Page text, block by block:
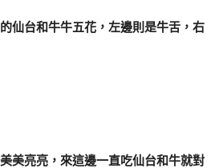
仙台和牛牛五花，左邊則是牛舌，右
美亮亮，來這邊一直吃仙台和牛就對